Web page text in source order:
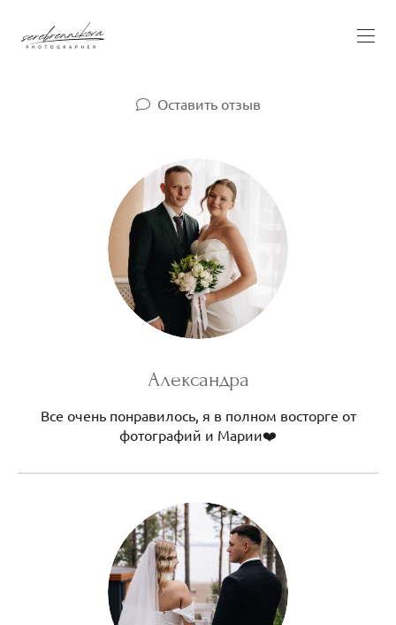
Оставить отзыв
Александра
Все очень понравилось, я в полном восторге от
фотографий и Марии❤️